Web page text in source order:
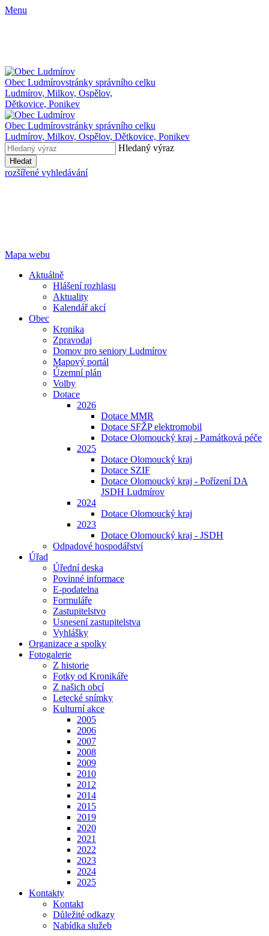
Menu
Obec Ludmírovstránky správního celku
Ludmírov, Milkov, Ospělov,
Dětkovice, Ponikev
Obec Ludmírovstránky správního celku
Ludmírov, Milkov, Ospělov, Dětkovice, Ponikev
Hledaný výraz
Hledat
rozšířené vyhledávání
Mapa webu
Aktuálně
Hlášení rozhlasu
Aktuality
Kalendář akcí
Obec
Kronika
Zpravodaj
Domov pro seniory Ludmírov
Mapový portál
Územní plán
Volby
Dotace
2026
Dotace MMR
Dotace SFŽP elektromobil
Dotace Olomoucký kraj - Památková péče
2025
Dotace Olomoucký kraj
Dotace SZIF
Dotace Olomoucký kraj - Pořízení DA
JSDH Ludmírov
2024
Dotace Olomoucký kraj
2023
Dotace Olomoucký kraj - JSDH
Odpadové hospodářství
Úřad
Úřední deska
Povinné informace
E-podatelna
Formuláře
Zastupitelstvo
Usnesení zastupitelstva
Vyhlášky
Organizace a spolky
Fotogalerie
Z historie
Fotky od Kronikáře
Z našich obcí
Letecké snímky
Kulturní akce
2005
2006
2007
2008
2009
2010
2012
2014
2015
2019
2020
2021
2022
2023
2024
2025
Kontakty
Kontakt
Důležité odkazy
Nabídka služeb